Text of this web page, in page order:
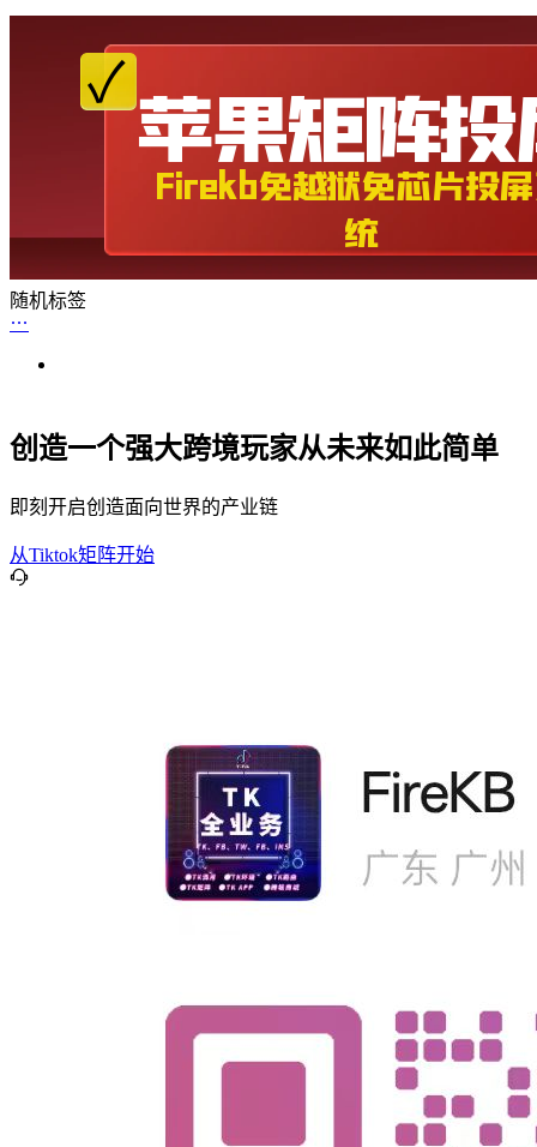
随机标签
创造一个强大跨境玩家从未来如此简单
即刻开启创造面向世界的产业链
从Tiktok矩阵开始